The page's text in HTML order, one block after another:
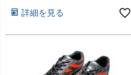
詳細を見る